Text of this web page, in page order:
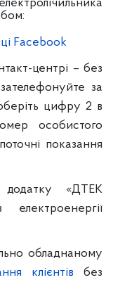
Facebook
центрі – без
за
цифру 2 в
особистого
показання
додатку «ДТЕК
обладнаному
клієнтів без